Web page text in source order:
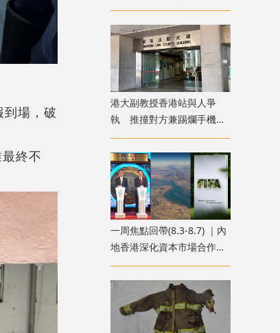
場，破
終不
呃政府2000萬擔保貸款
港大副教授香港站與人爭
執 推撞對方兼踢爛手機
准簽保守行為兩年
一周焦點回帶(8.3-8.7) ｜內
地香港深化資本市場合作
霍爾木茲海峽外交突破 國
際足協股權風波